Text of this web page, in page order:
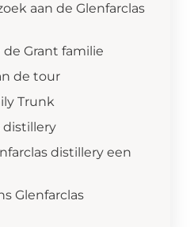
aan de Glenfarclas
de Grant familie
de tour
Trunk
distillery
distillery een
Glenfarclas